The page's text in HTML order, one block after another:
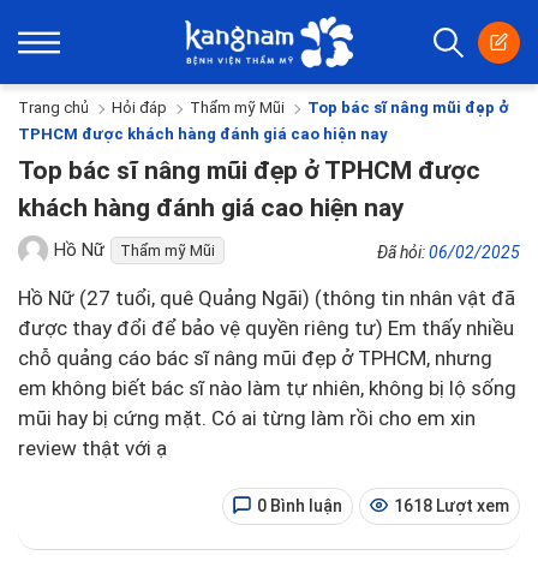
Trang chủ Hỏi đáp Thẩm mỹ Mũi
Top bác sĩ nâng mũi đẹp ở
TPHCM được khách hàng đánh giá cao hiện nay
Top bác sĩ nâng mũi đẹp ở TPHCM được
khách hàng đánh giá cao hiện nay
Hồ Nữ Thẩm mỹ Mũi Đã hỏi:06/02/2025
Hồ Nữ (27 tuổi, quê Quảng Ngãi) (thông tin nhân vật đã
được thay đổi để bảo vệ quyền riêng tư) Em thấy nhiều
chỗ quảng cáo bác sĩ nâng mũi đẹp ở TPHCM, nhưng
em không biết bác sĩ nào làm tự nhiên, không bị lộ sống
mũi hay bị cứng mặt. Có ai từng làm rồi cho em xin
review thật với ạ
0 Bình luận 1618 Lượt xem